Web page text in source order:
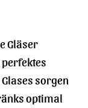
Gläser
sorgen
optimal